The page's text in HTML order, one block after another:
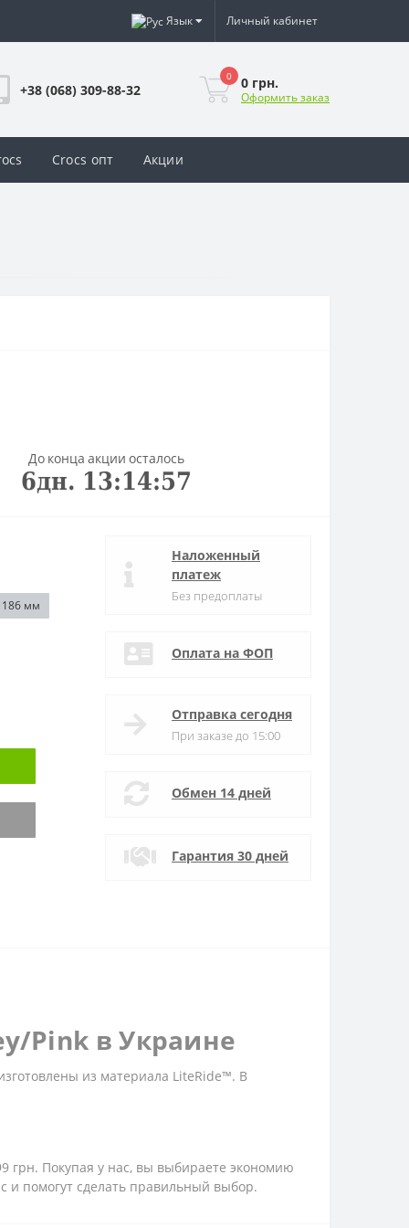
Язык Личный кабинет
+38 (068) 309-88-32
0 0 грн.
Оформить заказ
Crocs опт Акции
До конца акции осталось
6дн. 13:14:57
мм
Наложенный
платеж
Без предоплаты
Оплата на ФОП
Отправка сегодня
При заказе до 15:00
Обмен 14 дней
Гарантия 30 дней
Pink в Украине
из материала LiteRide™. В
грн. Покупая у нас, вы выбираете экономию
и помогут сделать правильный выбор.